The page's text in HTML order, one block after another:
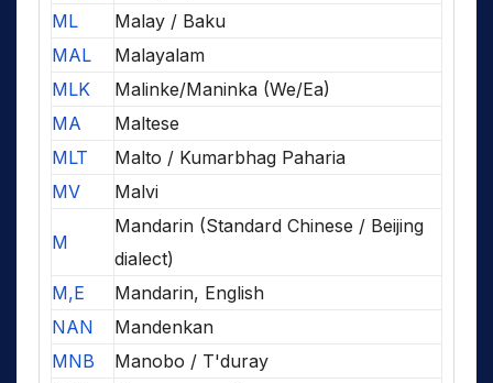
ML
Malay / Baku
MAL
Malayalam
MLK
Malinke/Maninka (We/Ea)
MA
Maltese
MLT
Malto / Kumarbhag Paharia
MV
Malvi
M
Mandarin (Standard Chinese / Beijing
dialect)
M,E
Mandarin, English
NAN
Mandenkan
MNB
Manobo / T'duray